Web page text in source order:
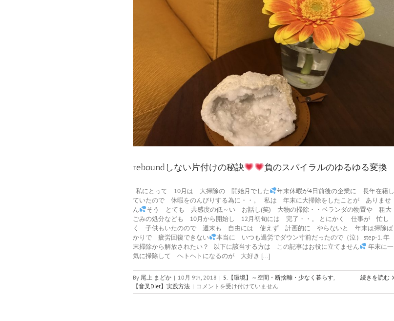
reboundしない片付けの秘訣 負のスパイラルのゆるゆる変換
私にとって 10月は 大掃除の 開始月でした
年末休暇が4日前後の企業に 長年在籍し
ていたので 休暇をのんびりする為に・・。 私は 年末に大掃除をしたことが ありませ
ん
そう とても 共感度の低～い お話し(笑) 大物の掃除・・ベランダの物置や 粗大
ごみの処分なども 10月から開始し 12月初旬には 完了・・。 とにかく 仕事が 忙し
く 子供もいたのので 週末も 自由には 使えず 計画的に やらないと 年末は掃除ば
かりで 疲労回復できない
本当に いつも過労でダウン寸前だったので（泣） step-1. 年
末掃除から解放されたい？ 以下に該当する方は この記事はお役に立てません
年末に一
気に掃除して ヘトヘトになるのが 大好き [...]
By 尾上 まどか | 10月 9th, 2018 | 5.【環境】～空間・断捨離・少なく暮らす,
【音叉Diet】実践方法 | rebound
し
コメントを受け付けていません
続きを読む